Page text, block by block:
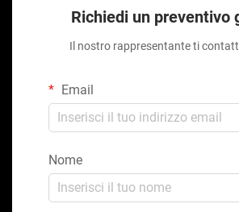
Richiedi un preventivo
Il nostro rappresentante ti
Email
Nome